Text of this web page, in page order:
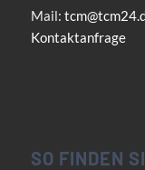
Mail:
Kontaktanfrage
SO FINDEN